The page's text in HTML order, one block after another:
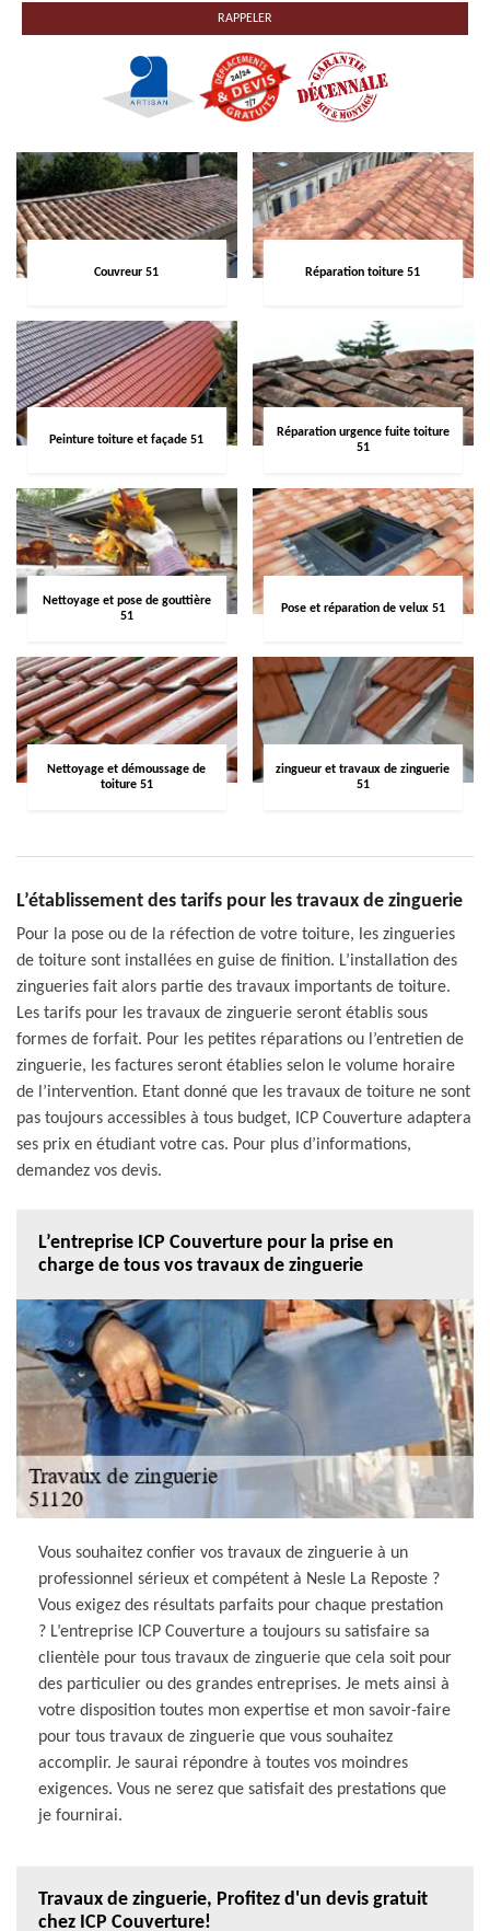
Couvreur 51 Réparation toiture 51
Peinture toiture et façade 51
Réparation urgence fuite toiture
51
Nettoyage et pose de gouttière
51
Pose et réparation de velux 51
Nettoyage et démoussage de
toiture 51
zingueur et travaux de zinguerie
51
L’établissement des tarifs pour les travaux de zinguerie
Pour la pose ou de la réfection de votre toiture, les zingueries
de toiture sont installées en guise de finition. L’installation des
zingueries fait alors partie des travaux importants de toiture.
Les tarifs pour les travaux de zinguerie seront établis sous
formes de forfait. Pour les petites réparations ou l’entretien de
zinguerie, les factures seront établies selon le volume horaire
de l’intervention. Etant donné que les travaux de toiture ne sont
pas toujours accessibles à tous budget, ICP Couverture adaptera
ses prix en étudiant votre cas. Pour plus d’informations,
demandez vos devis.
L’entreprise ICP Couverture pour la prise en
charge de tous vos travaux de zinguerie
Vous souhaitez confier vos travaux de zinguerie à un
professionnel sérieux et compétent à Nesle La Reposte ?
Vous exigez des résultats parfaits pour chaque prestation
? L’entreprise ICP Couverture a toujours su satisfaire sa
clientèle pour tous travaux de zinguerie que cela soit pour
des particulier ou des grandes entreprises. Je mets ainsi à
votre disposition toutes mon expertise et mon savoir-faire
pour tous travaux de zinguerie que vous souhaitez
accomplir. Je saurai répondre à toutes vos moindres
exigences. Vous ne serez que satisfait des prestations que
je fournirai.
Travaux de zinguerie, Profitez d'un devis gratuit
chez ICP Couverture!